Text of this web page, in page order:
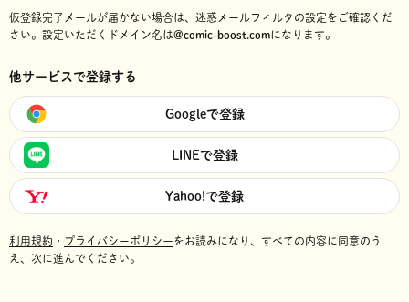
仮登録完了メールが届かない場合は、迷惑メールフィルタの設定をご確認くだ
さい。 設定いただくドメイン名は@comic-boost.comになります。
他サービスで登録する
Googleで登録
LINEで登録
Yahoo!で登録
利用規約 ・ プライバシーポリシーをお読みになり、 すべての内容に同意のう
え、次に進んでください。